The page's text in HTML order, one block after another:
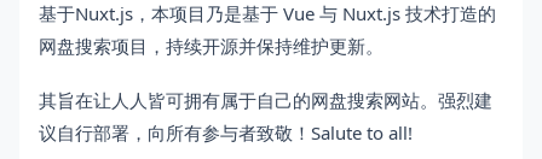
基于Nuxt.js，本项目乃是基于 Vue 与 Nuxt.js 技术打造的
网盘搜索项目，持续开源并保持维护更新。
其旨在让人人皆可拥有属于自己的网盘搜索网站。强烈建
议自行部署，向所有参与者致敬！Salute to all!